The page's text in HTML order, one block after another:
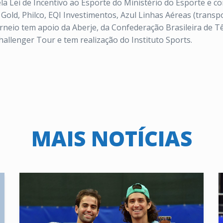
Lei de Incentivo ao Esporte do Ministério do Esporte e
Philco, EQI Investimentos, Azul Linhas Aéreas
tem apoio da Aberje, da Confederação Brasileira de
Tour e tem realização do Instituto Sports.
MAIS NOTÍCIAS